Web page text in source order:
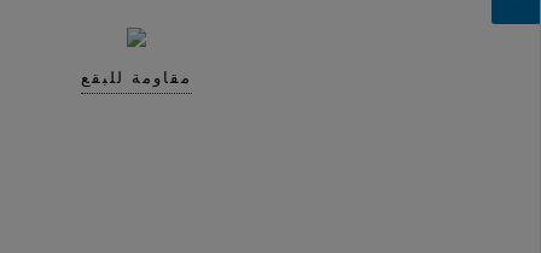
مقاومة للبقع